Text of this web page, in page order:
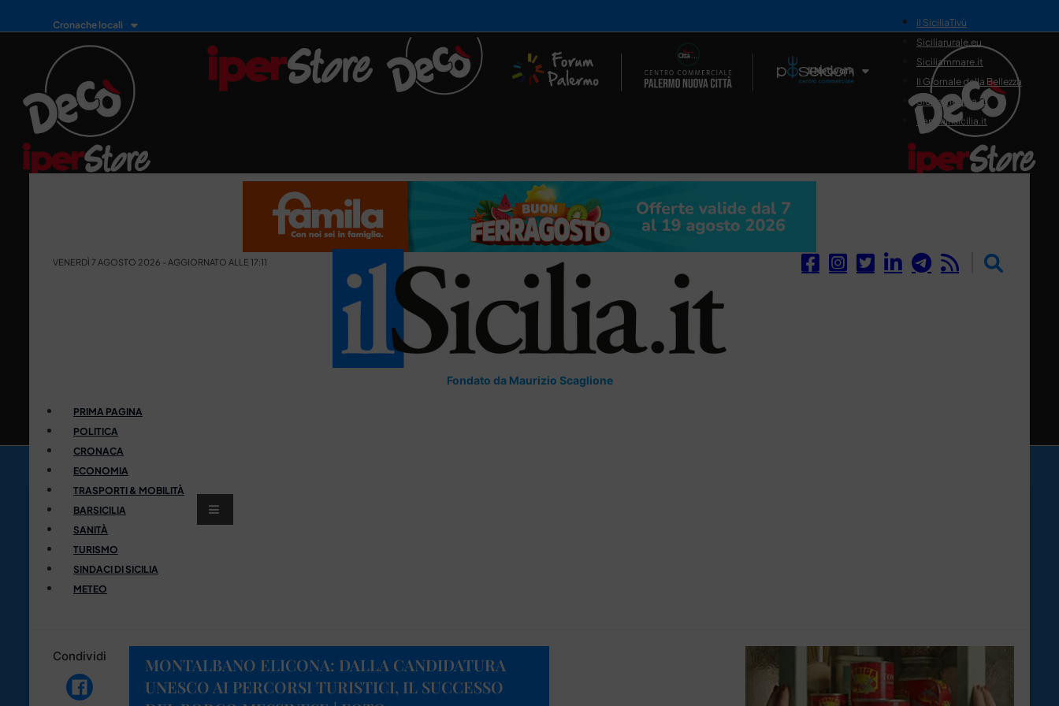
Cronache locali
Il Network
il SiciliaTivù
Siciliarurale.eu
Siciliammare.it
Il Giornale della Bellezza
Siciliamedica.it
Sanitainsicilia.it
VENERDÌ 7 AGOSTO 2026 - AGGIORNATO ALLE 17:11
Fondato da Maurizio Scaglione
PRIMA PAGINA
POLITICA
CRONACA
ECONOMIA
TRASPORTI & MOBILITÀ
BARSICILIA
SANITÀ
TURISMO
SINDACI DI SICILIA
METEO
Condividi
MONTALBANO ELICONA: DALLA CANDIDATURA
UNESCO AI PERCORSI TURISTICI, IL SUCCESSO